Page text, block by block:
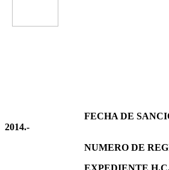
FECHA DE SANCIÓN:
2014.-
NUMERO DE